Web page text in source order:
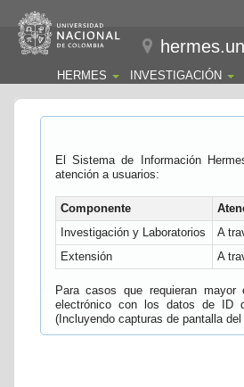
HERMES INVESTIGACIÓN
El Sistema de Información
atención a usuarios:
Componente
Investigación y Laboratorios
A
Extensión
A
Para casos que requieran
electrónico con los datos de ID
(Incluyendo capturas de pantalla